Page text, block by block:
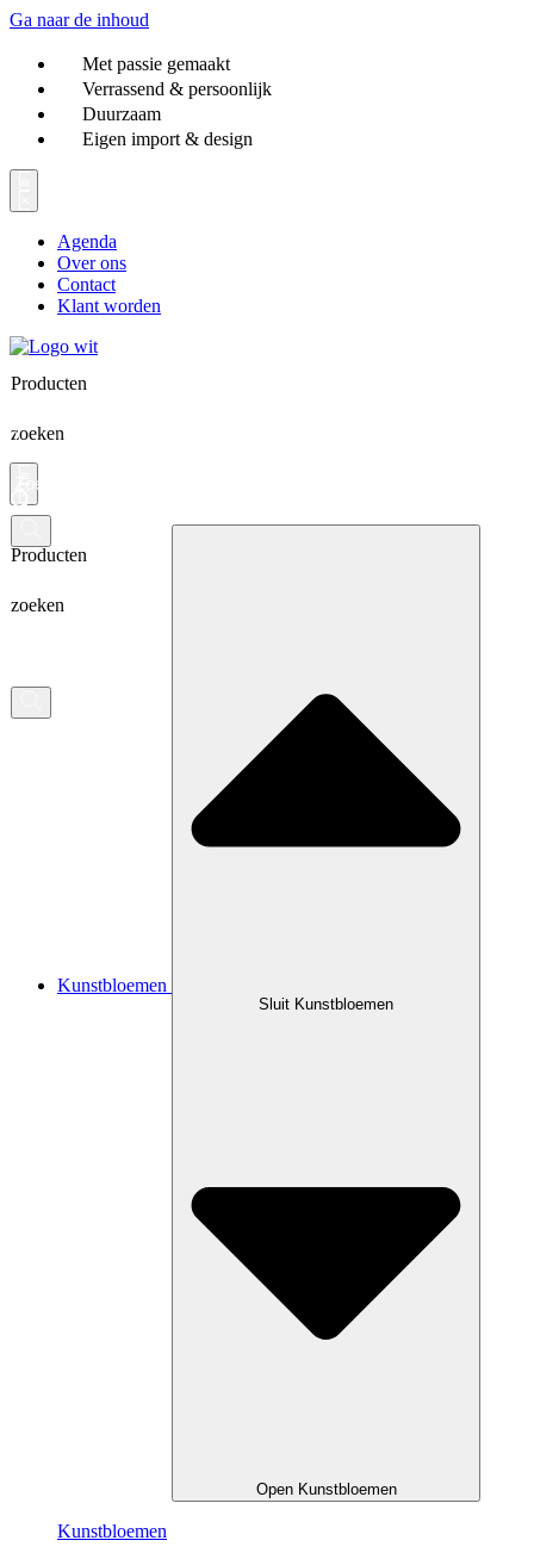
Ga naar de inhoud
Met passie gemaakt
Verrassend & persoonlijk
Duurzaam
Eigen import & design
Agenda
Over ons
Contact
Klant worden
Producten
zoeken
Producten
zoeken
Kunstbloemen
Sluit Kunstbloemen
Open Kunstbloemen
Kunstbloemen